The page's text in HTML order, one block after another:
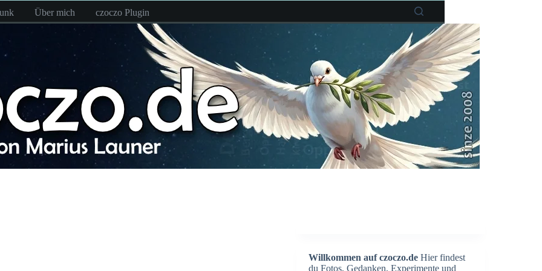
Über mich czoczo Plugin
Willkommen auf czoczo.de Hier findest
du Fotos, Gedanken, Experimente und